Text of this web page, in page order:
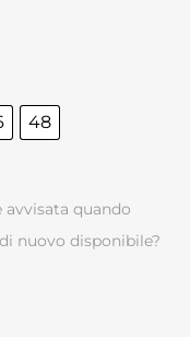
48
avvisata quando
nuovo disponibile?